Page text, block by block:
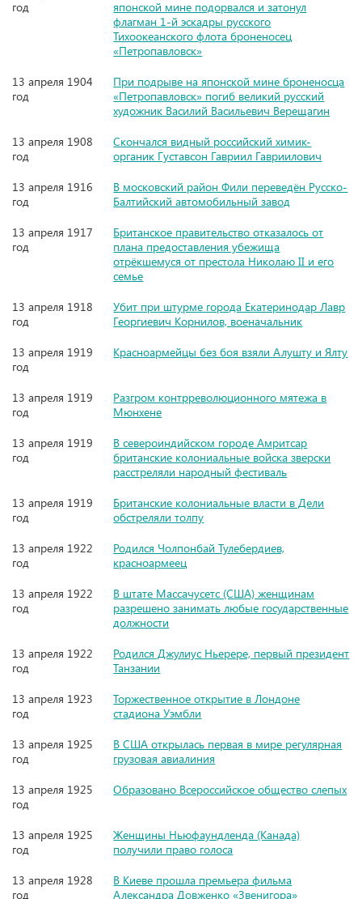
год
японской мине подорвался и затонул
флагман 1-й эскадры русского
Тихоокеанского флота броненосец
«Петропавловск»
13 апреля 1904
год
При подрыве на японской мине броненосца
«Петропавловск» погиб великий русский
художник Василий Васильевич Верещагин
13 апреля 1908
год
Скончался видный российский химик-
органик Густавсон Гавриил Гавриилович
13 апреля 1916
год
В московский район Фили переведён Русско-
Балтийский автомобильный завод
13 апреля 1917
год
Британское правительство отказалось от
плана предоставления убежища
отрёкшемуся от престола Николаю II и его
семье
13 апреля 1918
год
Убит при штурме города Екатеринодар Лавр
Георгиевич Корнилов, военачальник
13 апреля 1919
год
Красноармейцы без боя взяли Алушту и Ялту
13 апреля 1919
год
Разгром контрреволюционного мятежа в
Мюнхене
13 апреля 1919
год
В североиндийском городе Амритсар
британские колониальные войска зверски
расстреляли народный фестиваль
13 апреля 1919
год
Британские колониальные власти в Дели
обстреляли толпу
13 апреля 1922
год
Родился Чолпонбай Тулебердиев,
красноармеец
13 апреля 1922
год
В штате Массачусетс (США) женщинам
разрешено занимать любые государственные
должности
13 апреля 1922
год
Родился Джулиус Ньерере, первый президент
Танзании
13 апреля 1923
год
Торжественное открытие в Лондоне
стадиона Уэмбли
13 апреля 1925
год
В США открылась первая в мире регулярная
грузовая авиалиния
13 апреля 1925
год
Образовано Всероссийское общество слепых
13 апреля 1925
год
Женщины Ньюфаундленда (Канада)
получили право голоса
13 апреля 1928
год
В Киеве прошла премьера фильма
Александра Довженко «Звенигора»